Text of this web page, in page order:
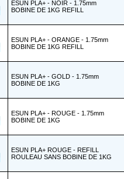
ESUN PLA+ - NOIR - 1.75mm
BOBINE DE 1KG REFILL
ESUN PLA+ - ORANGE - 1.75mm
BOBINE DE 1KG REFILL
ESUN PLA+ - GOLD - 1.75mm
BOBINE DE 1KG
ESUN PLA+ - ROUGE - 1.75mm
BOBINE DE 1KG
ESUN PLA+ ROUGE - REFILL
ROULEAU SANS BOBINE DE 1KG